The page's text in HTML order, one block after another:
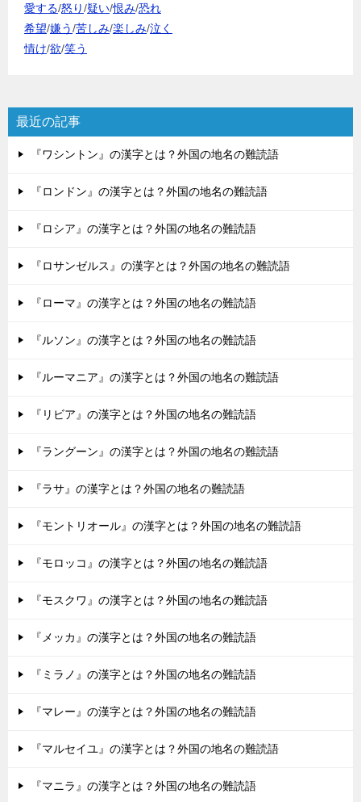
愛する/怒り/疑い/恨み/恐れ
希望/嫌う/苦しみ/楽しみ/泣く
情け/欲/笑う
最近の記事
『ワシントン』の漢字とは？外国の地名の難読語
『ロンドン』の漢字とは？外国の地名の難読語
『ロシア』の漢字とは？外国の地名の難読語
『ロサンゼルス』の漢字とは？外国の地名の難読語
『ローマ』の漢字とは？外国の地名の難読語
『ルソン』の漢字とは？外国の地名の難読語
『ルーマニア』の漢字とは？外国の地名の難読語
『リビア』の漢字とは？外国の地名の難読語
『ラングーン』の漢字とは？外国の地名の難読語
『ラサ』の漢字とは？外国の地名の難読語
『モントリオール』の漢字とは？外国の地名の難読語
『モロッコ』の漢字とは？外国の地名の難読語
『モスクワ』の漢字とは？外国の地名の難読語
『メッカ』の漢字とは？外国の地名の難読語
『ミラノ』の漢字とは？外国の地名の難読語
『マレー』の漢字とは？外国の地名の難読語
『マルセイユ』の漢字とは？外国の地名の難読語
『マニラ』の漢字とは？外国の地名の難読語